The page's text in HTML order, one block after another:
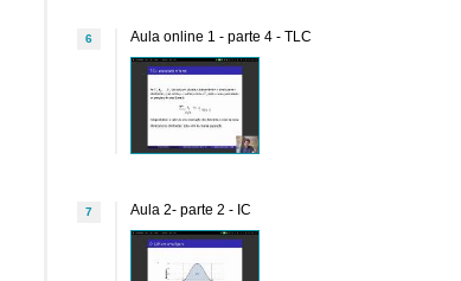
6 Aula online 1 - parte 4 - TLC
7 Aula 2- parte 2 - IC